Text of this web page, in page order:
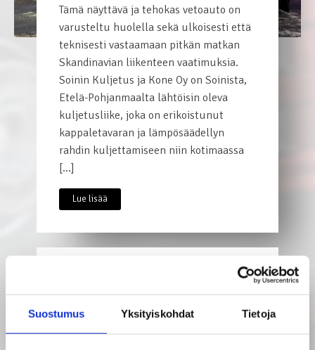
Suostumus Yksityiskohdat Tietoja
Tämä näyttävä ja tehokas vetoauto on
varusteltu huolella sekä ulkoisesti että
teknisesti vastaamaan pitkän matkan
Skandinavian liikenteen vaatimuksia.
Soinin Kuljetus ja Kone Oy on Soinista,
Etelä-Pohjanmaalta lähtöisin oleva
kuljetusliike, joka on erikoistunut
kappaletavaran ja lämpösäädellyn
rahdin kuljettamiseen niin kotimaassa
[…]
Lue lisää
Monipuolinen
voimanpesä Pentti Malmi